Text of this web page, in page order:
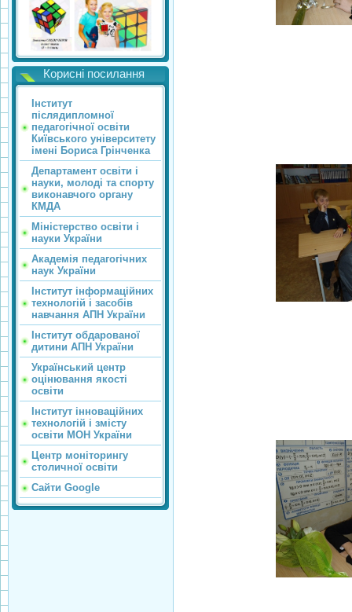
Корисні посилання
Інститут
післядипломної
педагогічної освіти
Київського університету
імені Бориса Грінченка
Департамент освіти і
науки, молоді та спорту
виконавчого органу
КМДА
Міністерство освіти і
науки України
Академія педагогічних
наук України
Інститут інформаційних
технологій і засобів
навчання АПН України
Інститут обдарованої
дитини АПН України
Український центр
оцінювання якості
освіти
Інститут інноваційних
технологій і змісту
освіти МОН України
Центр моніторингу
столичної освіти
Сайти Google